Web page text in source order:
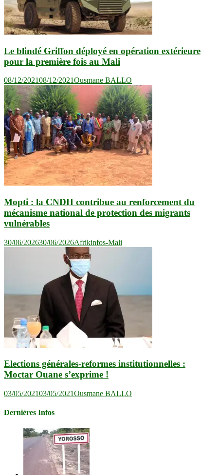
Le blindé Griffon déployé en opération extérieure
pour la première fois au Mali
08/12/202108/12/2021Ousmane BALLO
Mopti : la CNDH contribue au renforcement du
mécanisme national de protection des migrants
vulnérables
30/06/202630/06/2026Afrikinfos-Mali
Elections générales-reformes institutionnelles :
Moctar Ouane s’exprime !
03/05/202103/05/2021Ousmane BALLO
Dernières Infos